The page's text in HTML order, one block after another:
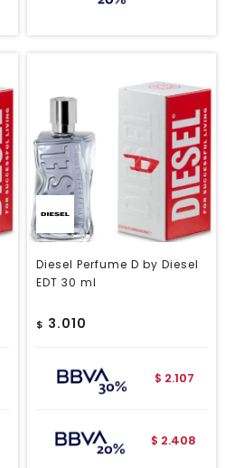
Diesel Perfume D by Diesel
EDT 30 ml
$ 3.010
$ 2.107
$ 2.408